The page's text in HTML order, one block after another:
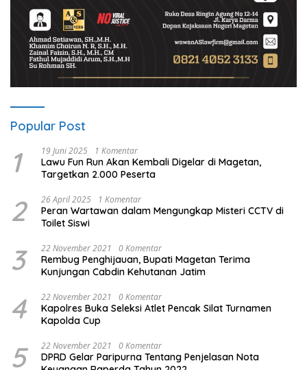
Popular Post
1 19 Juni 2025 1 Komentar
Lawu Fun Run Akan Kembali Digelar di Magetan,
Targetkan 2.000 Peserta
2 26 April 2025 1 Komentar
Peran Wartawan dalam Mengungkap Misteri CCTV di
Toilet Siswi
3 22 November 2021 0 Komentar
Rembug Penghijauan, Bupati Magetan Terima
Kunjungan Cabdin Kehutanan Jatim
4 22 November 2021 0 Komentar
Kapolres Buka Seleksi Atlet Pencak Silat Turnamen
Kapolda Cup
5 22 November 2021 0 Komentar
DPRD Gelar Paripurna Tentang Penjelasan Nota